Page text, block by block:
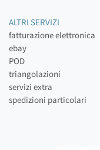
ALTRI SERVIZI
fatturazione elettronica
ebay
POD
triangolazioni
servizi extra
spedizioni particolari